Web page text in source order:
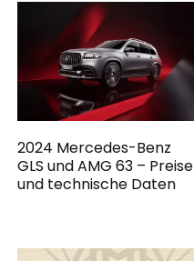
2024 Mercedes-Benz
GLS und AMG 63 – Preise
und technische Daten